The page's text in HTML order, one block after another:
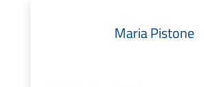
Maria Pistone